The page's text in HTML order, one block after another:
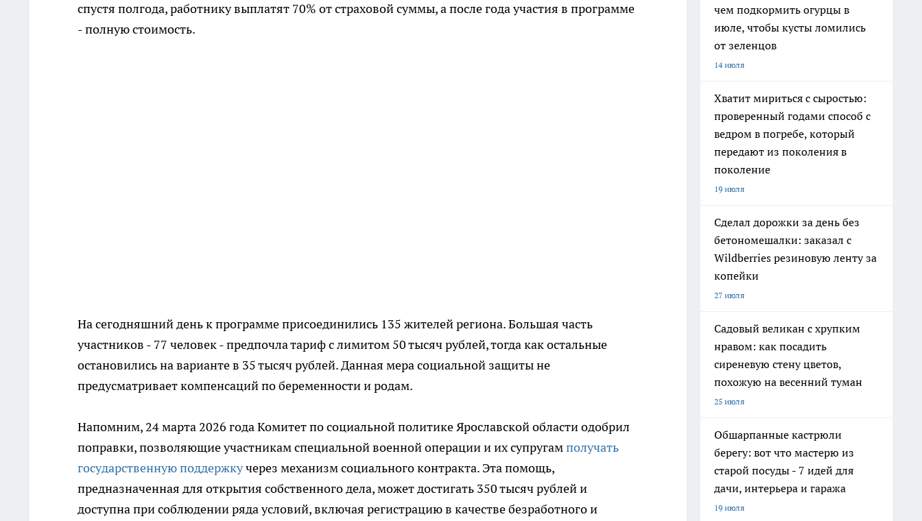
спустя полгода, работнику выплатят 70% от страховой суммы, а после года участия в программе
- полную стоимость.
На сегодняшний день к программе присоединились 135 жителей региона. Большая часть
участников - 77 человек - предпочла тариф с лимитом 50 тысяч рублей, тогда как остальные
остановились на варианте в 35 тысяч рублей. Данная мера социальной защиты не
предусматривает компенсаций по беременности и родам.
Напомним, 24 марта 2026 года Комитет по социальной политике Ярославской области одобрил
поправки, позволяющие участникам специальной военной операции и их супругамполучать
государственную поддержкучерез механизм социального контракта. Эта помощь,
предназначенная для открытия собственного дела, может достигать 350 тысяч рублей и
доступна при соблюдении ряда условий, включая регистрацию в качестве безработного и
чем подкормить огурцы в
июле, чтобы кусты ломились
от зеленцов
14 июля
Хватит мириться с сыростью:
проверенный годами способ с
ведром в погребе, который
передают из поколения в
поколение
19 июля
Сделал дорожки за день без
бетономешалки: заказал с
Wildberries резиновую ленту за
копейки
27 июля
Садовый великан с хрупким
нравом: как посадить
сиреневую стену цветов,
похожую на весенний туман
25 июля
Обшарпанные кастрюли
берегу: вот что мастерю из
старой посуды - 7 идей для
дачи, интерьера и гаража
19 июля